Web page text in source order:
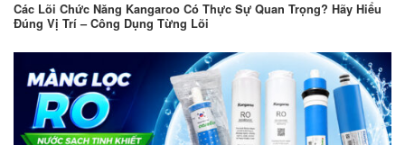
Các Lõi Chức Năng Kangaroo Có Thực Sự Quan Trọng? Hãy Hiểu
Đúng Vị Trí – Công Dụng Từng Lõi